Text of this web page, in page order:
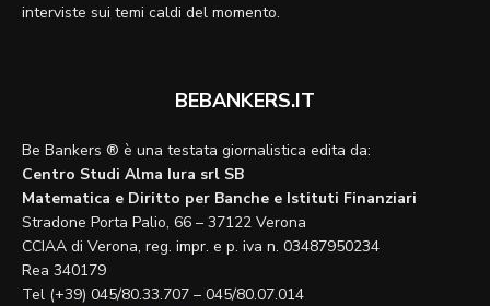
interviste sui temi caldi del momento.
BEBANKERS.IT
Be Bankers ® è una testata giornalistica edita da:
Centro Studi Alma Iura srl SB
Matematica e Diritto per Banche e Istituti Finanziari
Stradone Porta Palio, 66 – 37122 Verona
CCIAA di Verona, reg. impr. e p. iva n. 03487950234
Rea 340179
Tel (+39) 045/80.33.707 – 045/80.07.014